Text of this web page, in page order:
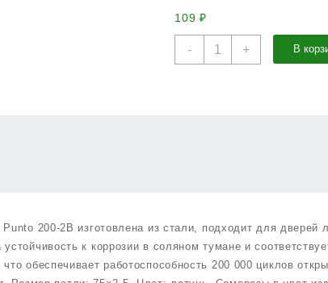
109₽
-
Количество
2B
75x2,5)
латунь
+ В
200-2B изготовлена из стали, подходит для дверей
к коррозии в соляном тумане и
обеспечивает работоспособность 200 000 циклов